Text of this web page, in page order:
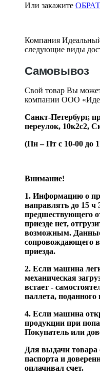
Или закажите
Компания
следующие виды
Самовывоз
Свой товар Вы
компании ООО
Санкт-Петербург,
переулок, 10к2с2,
(Пн – Пт с 10-00 до
Внимание!
1. Информацию о
направлять до 15 ч
предшествующего
приезде нет,
возможным.
сопровождающего
приезда.
2. Если машина
механическая
встает -
паллета,
4. Если машина
продукции при
Покупатель или
Для выдачи товара
паспорта и
оплачивал счет.